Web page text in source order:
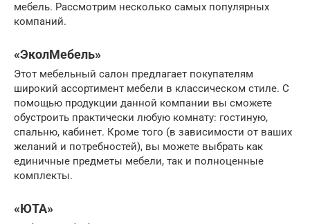
мебель. Рассмотрим несколько самых популярных
компаний.
«ЭколМебель»
Этот мебельный салон предлагает покупателям
широкий ассортимент мебели в классическом стиле. С
помощью продукции данной компании вы сможете
обустроить практически любую комнату: гостиную,
спальню, кабинет. Кроме того (в зависимости от ваших
желаний и потребностей), вы можете выбрать как
единичные предметы мебели, так и полноценные
комплекты.
«ЮТА»